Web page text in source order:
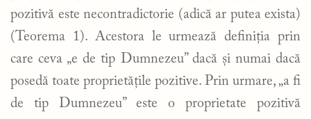
pozitivă este necontradictorie (adică ar putea exista)
(Teorema 1). Acestora le urmează definiția prin
care ceva „e de tip Dumnezeu” dacă și numai dacă
posedă toate proprietățile pozitive. Prin urmare, „a fi
de tip Dumnezeu” este o proprietate pozitivă